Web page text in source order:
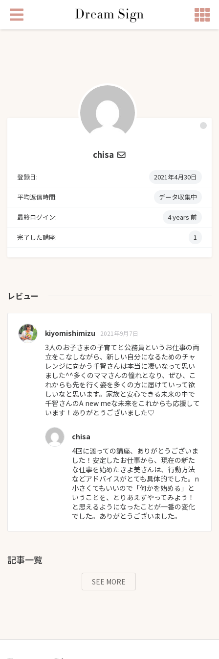
chisa
登録日: 2021年4月30日
平均返信時間: データ収集中
最終ログイン: 4 years 前
完了した講座: 1
レビュー
kiyomishimizu 2021年9月7日
3人のお子さまの子育てと公務員というお仕事の両
立をこなしながら、新しい自分になるためのチャ
レンジに向かう千智さんは本当に凄いなって思い
ました^^多くのママさんの憧れとなり、ぜひ、こ
れからも先を行く姿を多くの方に届けていって欲
しいなと思います。家族と安心できる未来の中で
千智さんのA new meな未来をこれからも応援して
います！ありがとうございました♡
chisa
4回に渡っての講座、ありがとうございま
した！安定したお仕事から、現在の新た
な仕事を始めたきよ美さんは、行動方法
などアドバイスがとても具体的でした。n
小さくてもいいので「何かを始める」と
いうことを、とりあえずやってみよう！
と思えるようになったことが一番の変化
でした。ありがとうございました。
記事一覧
SEE MORE